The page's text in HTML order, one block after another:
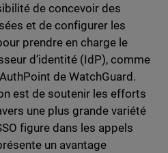
de concevoir des
et de configurer les
prendre en charge le
d’identité (IdP), comme
de WatchGuard.
est de soutenir les efforts
une plus grande variété
figure dans les appels
un avantage